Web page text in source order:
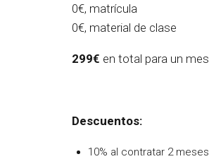
0€, matrícula
0€, material de clase
299€ en total para un mes
Descuentos:
10% al contratar 2 meses